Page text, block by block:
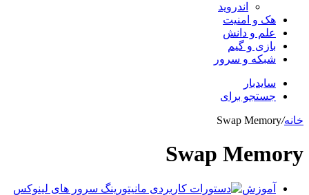
اندروید
هک و امنیت
علم و دانش
بازی و گیم
شبکه و سرور
سایدبار
جستجو برای
خانه/
Swap Memory
Swap Memory
آموزش